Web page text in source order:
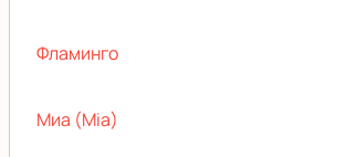
Фламинго
Миа (Mia)